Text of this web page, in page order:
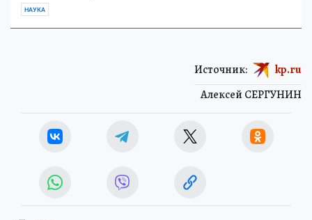
НАУКА
Алексей СЕРГУНИН
Источник: kp.ru